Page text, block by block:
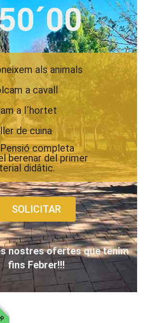
als animals
a cavall
a l´hortet
de cuina
completa
berenar del primer
didâtic.
SOLICITAR
nostres ofertes que tenim
fins Febrer!!!